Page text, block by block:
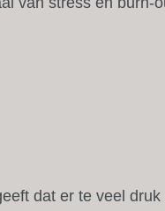
dat er te veel druk